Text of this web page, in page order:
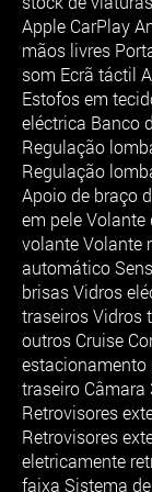
Apple CarPlay
mãos livres
som Ecrã táctil
Estofos em
eléctrica Banco
Regulação
Regulação
Apoio de braço
em pele
volante Volante
automático
brisas Vidros
traseiros Vidros
outros Cruise
estacionamento
traseiro Câmara
Retrovisores
Retrovisores
eletricamente
faixa Sistema